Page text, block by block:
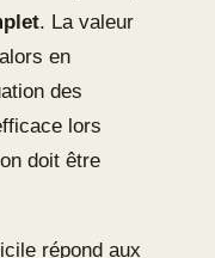
. La valeur
en
des
lors
doit être
répond aux